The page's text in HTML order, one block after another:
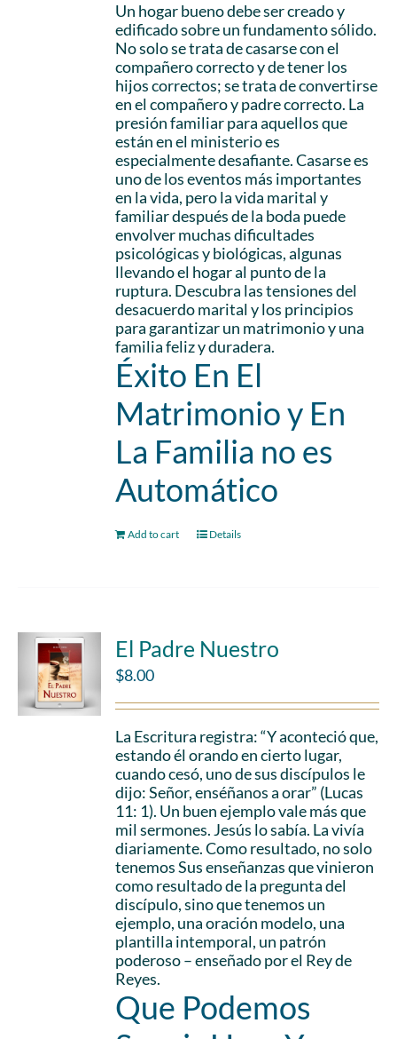
Un hogar bueno debe ser creado y
edificado sobre un fundamento sólido.
No solo se trata de casarse con el
compañero correcto y de tener los
hijos correctos; se trata de convertirse
en el compañero y padre correcto. La
presión familiar para aquellos que
están en el ministerio es
especialmente desafiante. Casarse es
uno de los eventos más importantes
en la vida, pero la vida marital y
familiar después de la boda puede
envolver muchas dificultades
psicológicas y biológicas, algunas
llevando el hogar al punto de la
ruptura. Descubra las tensiones del
desacuerdo marital y los principios
para garantizar un matrimonio y una
familia feliz y duradera.
Éxito En El
Matrimonio y En
La Familia no es
Automático
Add to cart Details
El Padre Nuestro
$8.00
La Escritura registra: “Y aconteció que,
estando él orando en cierto lugar,
cuando cesó, uno de sus discípulos le
dijo: Señor, enséñanos a orar” (Lucas
11: 1). Un buen ejemplo vale más que
mil sermones. Jesús lo sabía. La vivía
diariamente. Como resultado, no solo
tenemos Sus enseñanzas que vinieron
como resultado de la pregunta del
discípulo, sino que tenemos un
ejemplo, una oración modelo, una
plantilla intemporal, un patrón
poderoso – enseñado por el Rey de
Reyes.
Que Podemos